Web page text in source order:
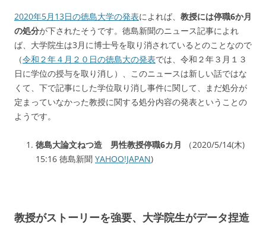
2020年5月13日の徳島大学の発表によれば、 教授には停職6か月
の処分が下されたそうです。徳島新聞のニュース記事によれ
ば、大学院生は3月に博士号を取り消されているとのことなので
（令和２年４月２０日の徳島大の発表では、令和２年３月１３
日に学位の授与を取り消し）、このニュースは新しい話ではな
くて、下で記事にした学位取り消し事件に関して、まだ処分が
定まっていなかった教授に関する処分内容の発表ということの
ようです。
徳島大論文ねつ造 男性教授停職6カ月
（2020/5/14(木)
15:16 徳島新聞 YAHOO!JAPAN)
教授がストーリーを強要、大学院生がデータ捏造